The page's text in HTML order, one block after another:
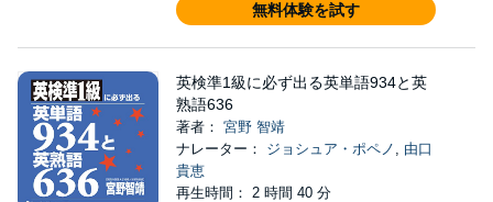
無料体験を試す
英検準1級に必ず出る英単語934と英
熟語636
著者： 宮野 智靖
ナレーター： ジョシュア・ポペノ , 由口
貴恵
再生時間： 2 時間 40 分